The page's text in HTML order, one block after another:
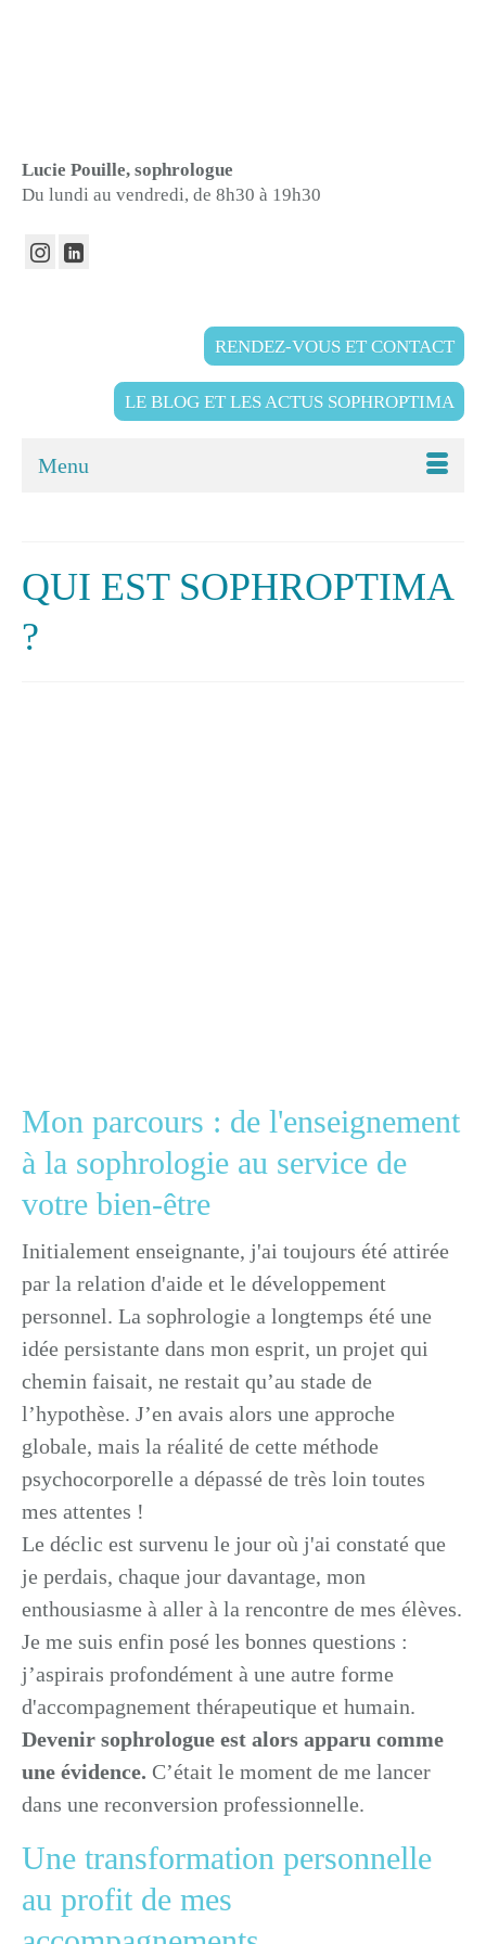
Lucie Pouille, sophrologue
Du lundi au vendredi, de 8h30 à 19h30
RENDEZ-VOUS ET CONTACT
LE BLOG ET LES ACTUS SOPHROPTIMA
Menu
QUI EST SOPHROPTIMA
?
Mon parcours : de l'enseignement
à la sophrologie au service de
votre bien-être
Initialement enseignante, j'ai toujours été attirée
par la relation d'aide et le développement
personnel. La sophrologie a longtemps été une
idée persistante dans mon esprit, un projet qui
chemin faisait, ne restait qu’au stade de
l’hypothèse. J’en avais alors une approche
globale, mais la réalité de cette méthode
psychocorporelle a dépassé de très loin toutes
mes attentes !
Le déclic est survenu le jour où j'ai constaté que
je perdais, chaque jour davantage, mon
enthousiasme à aller à la rencontre de mes élèves.
Je me suis enfin posé les bonnes questions :
j’aspirais profondément à une autre forme
d'accompagnement thérapeutique et humain.
Devenir sophrologue est alors apparu comme
une évidence. C’était le moment de me lancer
dans une reconversion professionnelle.
Une transformation personnelle
au profit de mes